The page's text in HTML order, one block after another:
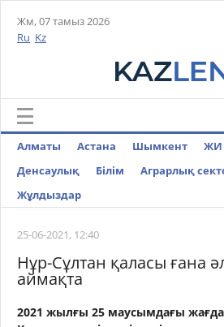
Жм, 07 тамыз 2026
Ru Kz
Алматы Астана Шымкент ЖИ
Денсаулық
Білім Аграрлық
Жұлдыздар
25-06-2021, 12:40
Нұр-Сұлтан қаласы ғана
аймақта
2021 жылғы 25 маусымдағы